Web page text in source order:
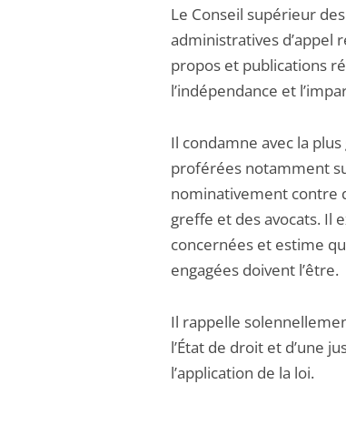
Le Conseil supérieur
administratives d’appel
propos et publications
l’indépendance et
Il condamne avec la
proférées notamment
nominativement contre
greffe et des avocats. Il
concernées et estime
engagées doivent l’être.
Il rappelle
l’État de droit et d’une
l’application de la loi.